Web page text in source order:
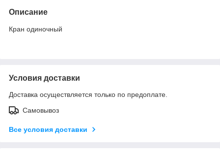
Описание
Кран одиночный
Условия доставки
Доставка осуществляется только по предоплате.
Самовывоз
Все условия доставки